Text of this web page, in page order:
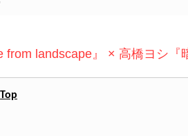
from landscape』 × 高橋ヨシ『
Top